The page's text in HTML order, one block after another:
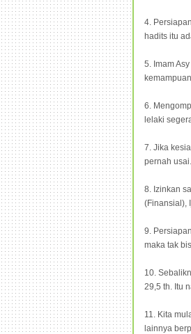
4.
hadits itu
5. Imam
6.
lelaki
7. Jika
pernah
8. Izinkan
(Finansial),
9.
maka tak
10.
29,5 th. Itu
11. Kita
lainnya